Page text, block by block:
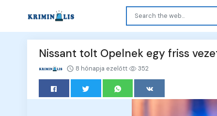
Nissant tolt Opelnek egy friss
8 hónapja ezelőtt 352